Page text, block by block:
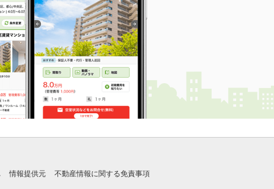
情報提供元 不動産情報に関する免責事項